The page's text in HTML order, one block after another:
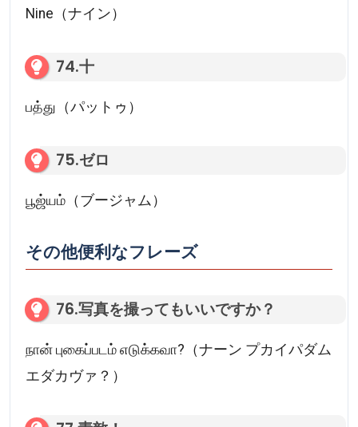
Nine（ナイン）
74.十
பத்து（パットゥ）
75.ゼロ
பூஜ்யம்（ブージャム）
その他便利なフレーズ
76.写真を撮ってもいいですか？
நான் புகைப்படம் எடுக்கவா?（ナーン プカイパダム
エダカヴァ？）